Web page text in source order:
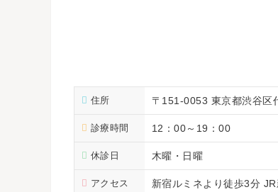
住所 〒151-0053 東京都渋谷区
診療時間 12：00～19：00
休診日 木曜・日曜
アクセス 新宿ルミネより徒歩3分